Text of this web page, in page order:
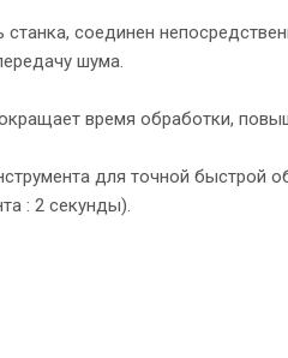
соединен
шума.
время обработки,
для точной быстрой
: 2 секунды).